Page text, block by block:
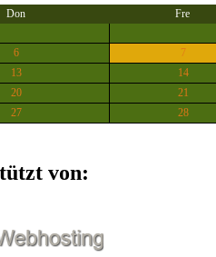
Don Fre
6 7
13 14
20 21
27 28
von: